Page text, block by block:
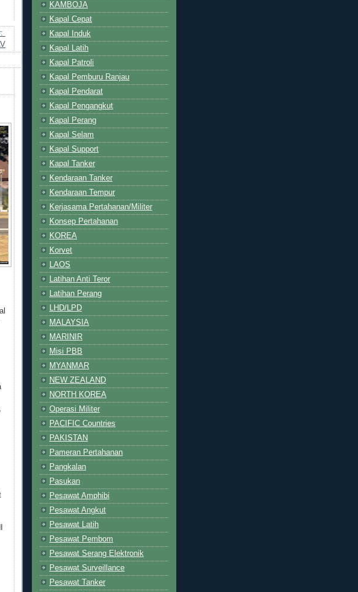
KAMBOJA
Kapal Cepat
Kapal Induk
Kapal Latih
Kapal Patroli
Kapal Pemburu Ranjau
Kapal Pendarat
Kapal Pengangkut
Kapal Perang
Kapal Selam
Kapal Support
Kapal Tanker
Kendaraan Tanker
Kendaraan Tempur
Kerjasama Pertahanan/Militer
Konsep Pertahanan
KOREA
Korvet
LAOS
Latihan Anti Teror
Latihan Perang
LHD/LPD
MALAYSIA
MARINIR
Misi PBB
MYANMAR
NEW ZEALAND
NORTH KOREA
Operasi Militer
PACIFIC Countries
PAKISTAN
Pameran Pertahanan
Pangkalan
Pasukan
Pesawat Amphibi
Pesawat Angkut
Pesawat Latih
Pesawat Pembom
Pesawat Serang Elektronik
Pesawat Surveillance
Pesawat Tanker